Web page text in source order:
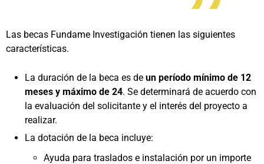
Las becas Fundame Investigación tienen las siguientes
características.
La duración de la beca es de un período mínimo de 12
meses y máximo de 24. Se determinará de acuerdo con
la evaluación del solicitante y el interés del proyecto a
realizar.
La dotación de la beca incluye:
Ayuda para traslados e instalación por un importe